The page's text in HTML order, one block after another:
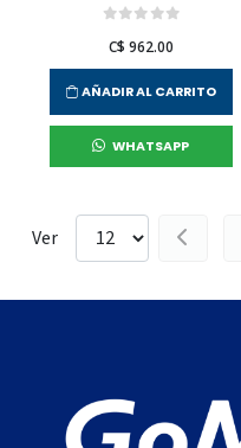
C$ 962.00
AÑADIR AL CARRITO
WHATSAPP
Ver